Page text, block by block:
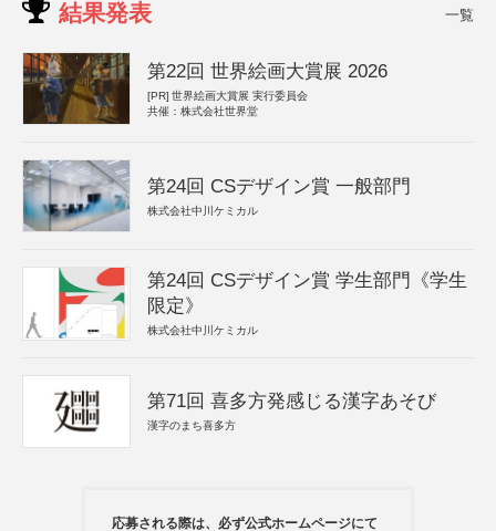
結果発表 一覧
第22回 世界絵画大賞展 2026
[PR] 世界絵画大賞展 実行委員会
共催：株式会社世界堂
第24回 CSデザイン賞 一般部門
株式会社中川ケミカル
第24回 CSデザイン賞 学生部門《学生
限定》
株式会社中川ケミカル
第71回 喜多方発感じる漢字あそび
漢字のまち喜多方
応募される際は、必ず公式ホームページにて